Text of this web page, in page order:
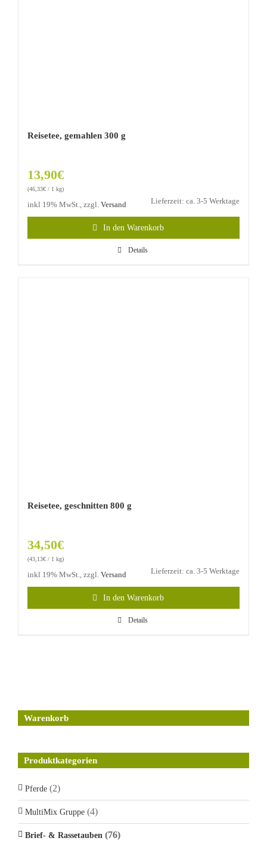
Reisetee, gemahlen 300 g
13,90€
(46,33€ / 1 kg)
inkl 19% MwSt., zzgl. Versand Lieferzeit: ca. 3-5 Werktage
In den Warenkorb
Details
Reisetee, geschnitten 800 g
34,50€
(43,13€ / 1 kg)
inkl 19% MwSt., zzgl. Versand Lieferzeit: ca. 3-5 Werktage
In den Warenkorb
Details
Warenkorb
Produktkategorien
Pferde (2)
MultiMix Gruppe (4)
Brief- & Rassetauben (76)